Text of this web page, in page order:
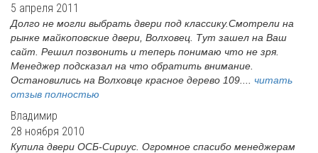
5 апреля 2011
Долго не могли выбрать двери под классику.Смотрели на
рынке майкоповские двери, Волховец. Тут зашел на Ваш
сайт. Решил позвонить и теперь понимаю что не зря.
Менеджер подсказал на что обратить внимание.
Остановились на Волховце красное дерево 109.... читать
отзыв полностью
Владимир
28 ноября 2010
Купила двери ОСБ-Сириус. Огромное спасибо менеджерам